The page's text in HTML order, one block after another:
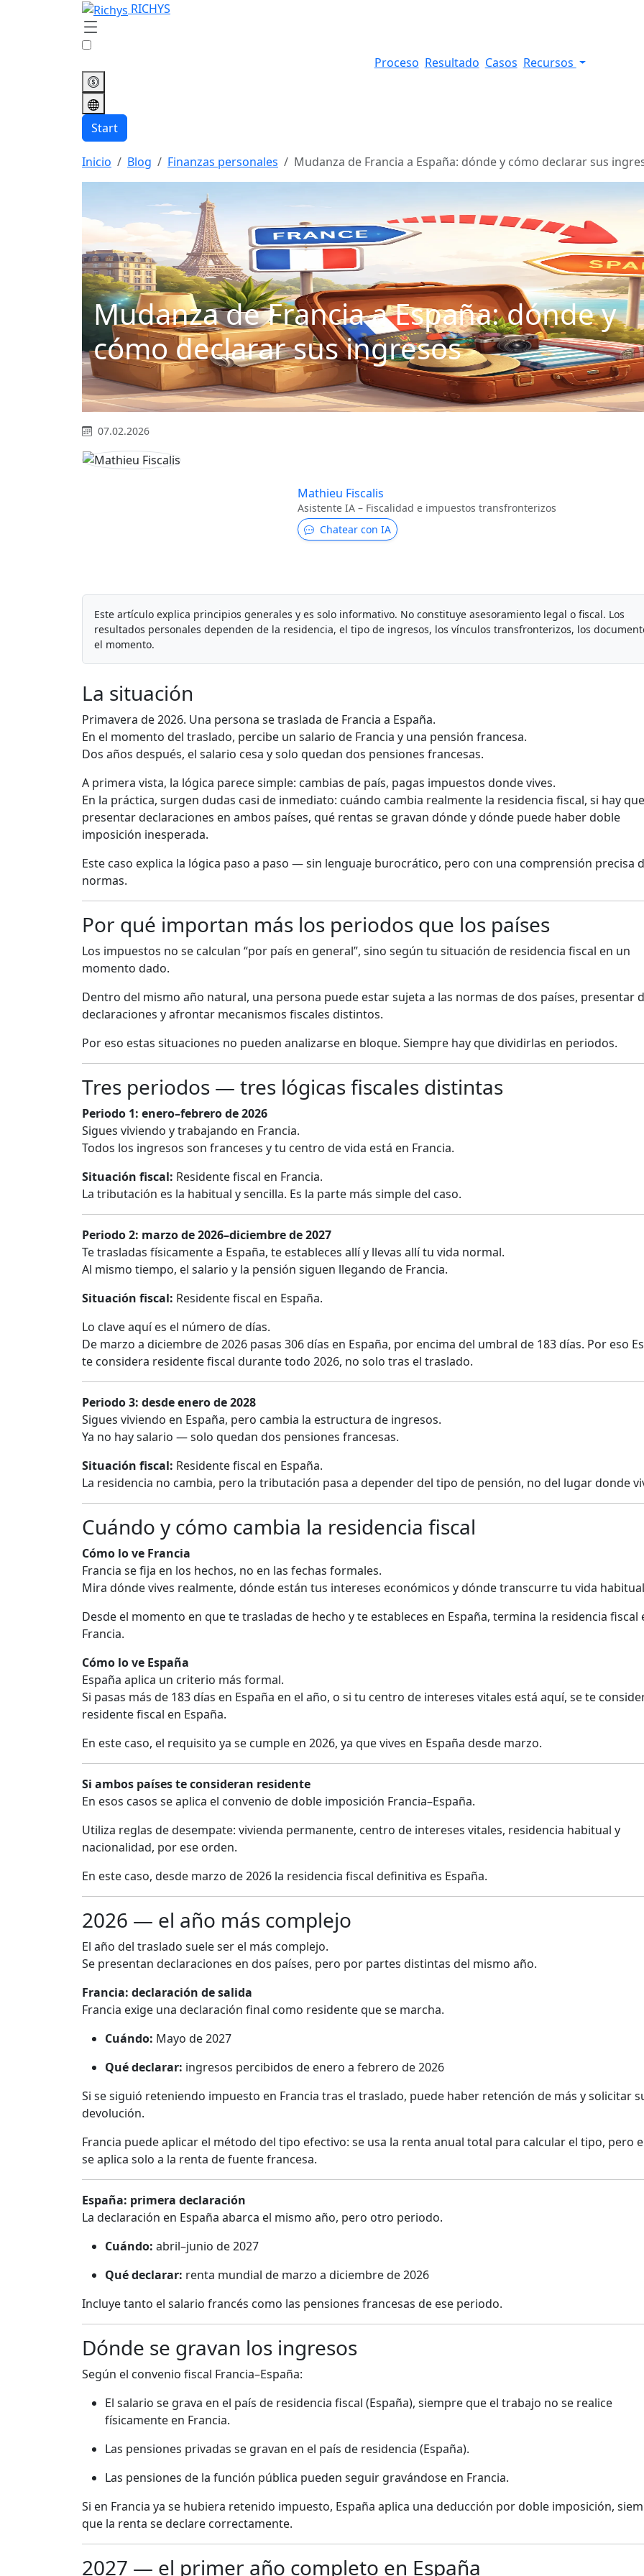
RICHYS
Proceso Resultado Casos Recursos
Start
Inicio Blog Finanzas personales Mudanza de Francia a España: dónde y cómo declarar sus
Mudanza de Francia a España: dónde y
cómo declarar sus ingresos
07.02.2026
Mathieu Fiscalis
Asistente IA – Fiscalidad e impuestos transfronterizos
Chatear con IA
Este artículo explica principios generales y es solo informativo. No constituye asesoramiento legal o fiscal. Los
resultados personales dependen de la residencia, el tipo de ingresos, los vínculos transfronterizos, los
el momento.
La situación
Primavera de 2026. Una persona se traslada de Francia a España.
En el momento del traslado, percibe un salario de Francia y una pensión francesa.
Dos años después, el salario cesa y solo quedan dos pensiones francesas.
A primera vista, la lógica parece simple: cambias de país, pagas impuestos donde vives.
En la práctica, surgen dudas casi de inmediato: cuándo cambia realmente la residencia fiscal, si hay que
presentar declaraciones en ambos países, qué rentas se gravan dónde y dónde puede haber doble
imposición inesperada.
Este caso explica la lógica paso a paso — sin lenguaje burocrático, pero con una comprensión precisa
normas.
Por qué importan más los periodos que los países
Los impuestos no se calculan “por país en general”, sino según tu situación de residencia fiscal en un
momento dado.
Dentro del mismo año natural, una persona puede estar sujeta a las normas de dos países, presentar
declaraciones y afrontar mecanismos fiscales distintos.
Por eso estas situaciones no pueden analizarse en bloque. Siempre hay que dividirlas en periodos.
Tres periodos — tres lógicas fiscales distintas
Periodo 1: enero–febrero de 2026
Sigues viviendo y trabajando en Francia.
Todos los ingresos son franceses y tu centro de vida está en Francia.
Situación fiscal: Residente fiscal en Francia.
La tributación es la habitual y sencilla. Es la parte más simple del caso.
Periodo 2: marzo de 2026–diciembre de 2027
Te trasladas físicamente a España, te estableces allí y llevas allí tu vida normal.
Al mismo tiempo, el salario y la pensión siguen llegando de Francia.
Situación fiscal: Residente fiscal en España.
Lo clave aquí es el número de días.
De marzo a diciembre de 2026 pasas 306 días en España, por encima del umbral de 183 días. Por eso
te considera residente fiscal durante todo 2026, no solo tras el traslado.
Periodo 3: desde enero de 2028
Sigues viviendo en España, pero cambia la estructura de ingresos.
Ya no hay salario — solo quedan dos pensiones francesas.
Situación fiscal: Residente fiscal en España.
La residencia no cambia, pero la tributación pasa a depender del tipo de pensión, no del lugar donde
Cuándo y cómo cambia la residencia fiscal
Cómo lo ve Francia
Francia se fija en los hechos, no en las fechas formales.
Mira dónde vives realmente, dónde están tus intereses económicos y dónde transcurre tu vida
Desde el momento en que te trasladas de hecho y te estableces en España, termina la residencia fiscal
Francia.
Cómo lo ve España
España aplica un criterio más formal.
Si pasas más de 183 días en España en el año, o si tu centro de intereses vitales está aquí, se te
residente fiscal en España.
En este caso, el requisito ya se cumple en 2026, ya que vives en España desde marzo.
Si ambos países te consideran residente
En esos casos se aplica el convenio de doble imposición Francia–España.
Utiliza reglas de desempate: vivienda permanente, centro de intereses vitales, residencia habitual y
nacionalidad, por ese orden.
En este caso, desde marzo de 2026 la residencia fiscal definitiva es España.
2026 — el año más complejo
El año del traslado suele ser el más complejo.
Se presentan declaraciones en dos países, pero por partes distintas del mismo año.
Francia: declaración de salida
Francia exige una declaración final como residente que se marcha.
Cuándo: Mayo de 2027
Qué declarar: ingresos percibidos de enero a febrero de 2026
Si se siguió reteniendo impuesto en Francia tras el traslado, puede haber retención de más y solicitar
devolución.
Francia puede aplicar el método del tipo efectivo: se usa la renta anual total para calcular el tipo, pero
se aplica solo a la renta de fuente francesa.
España: primera declaración
La declaración en España abarca el mismo año, pero otro periodo.
Cuándo: abril–junio de 2027
Qué declarar: renta mundial de marzo a diciembre de 2026
Incluye tanto el salario francés como las pensiones francesas de ese periodo.
Dónde se gravan los ingresos
Según el convenio fiscal Francia–España:
El salario se grava en el país de residencia fiscal (España), siempre que el trabajo no se realice
físicamente en Francia.
Las pensiones privadas se gravan en el país de residencia (España).
Las pensiones de la función pública pueden seguir gravándose en Francia.
Si en Francia ya se hubiera retenido impuesto, España aplica una deducción por doble imposición,
que la renta se declare correctamente.
2027 — el primer año completo en España